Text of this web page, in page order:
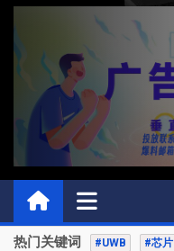
热门关键词 #UWB #芯片